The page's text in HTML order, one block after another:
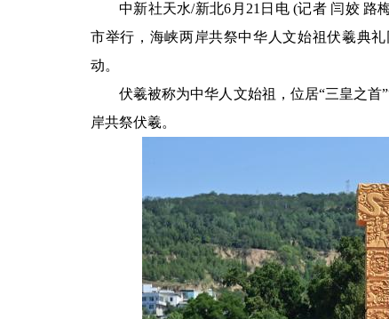
中新社天水/新北6月21日电 (记者 闫姣 路
市举行，海峡两岸共祭中华人文始祖伏羲典
动。
伏羲被称为中华人文始祖，位居“三皇之首
岸共祭伏羲。